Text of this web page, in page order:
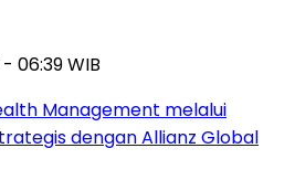
06:39 WIB
Management melalui
dengan Allianz Global